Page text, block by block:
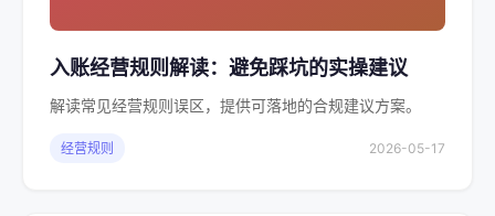
入账经营规则解读：避免踩坑的实操建议
解读常见经营规则误区，提供可落地的合规建议方案。
经营规则 2026-05-17